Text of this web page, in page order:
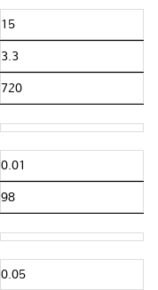
15
3.3
720
0.01
98
0.05